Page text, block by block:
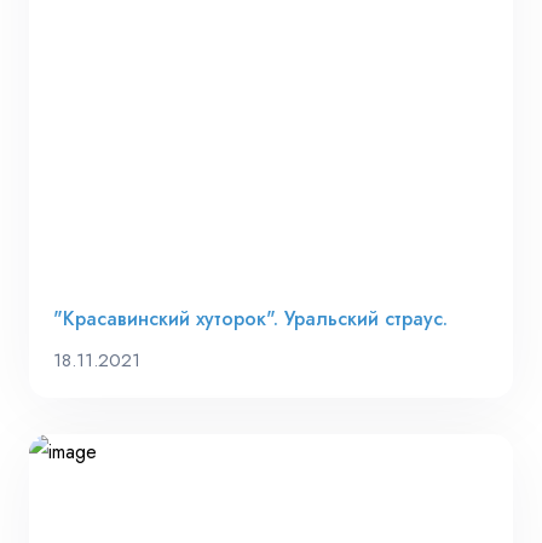
"Красавинский хуторок". Уральский страус.
18.11.2021